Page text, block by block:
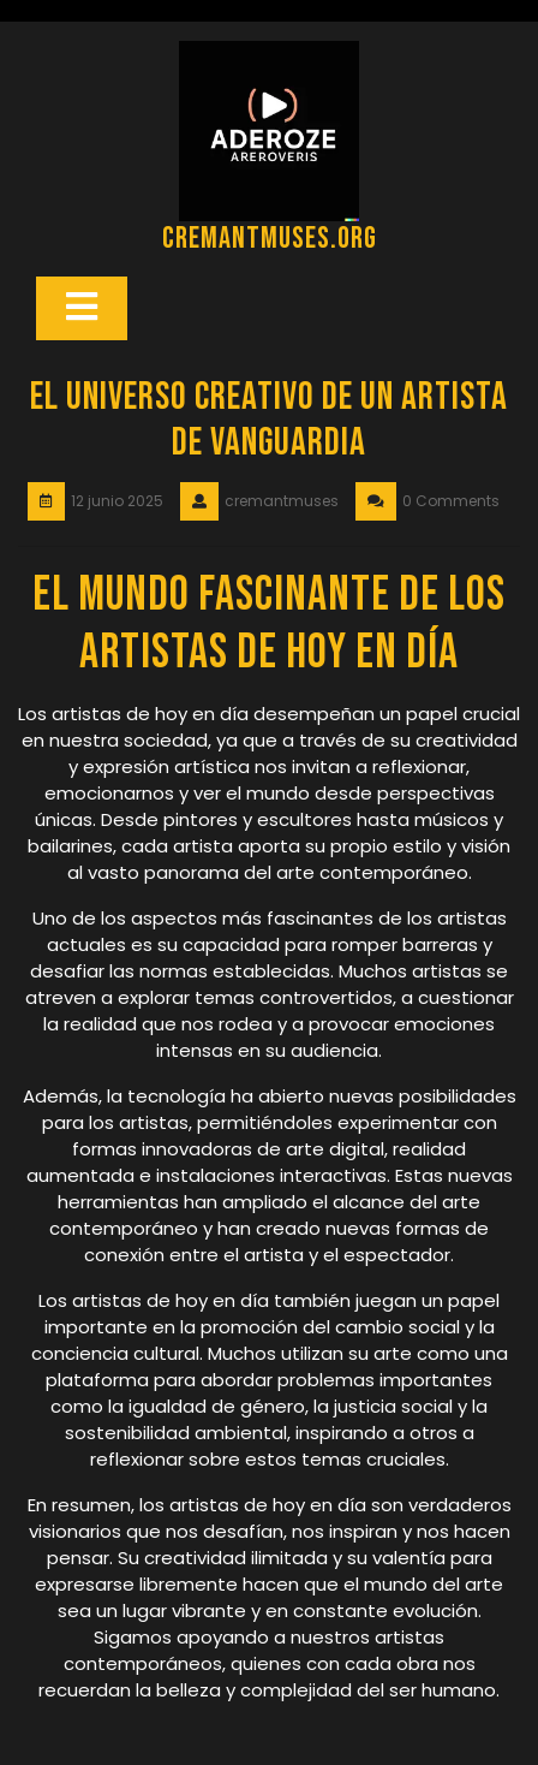
cremantmuses.org
Botón
El Universo Creativo de un Artista
de Vanguardia
12 junio 2025 cremantmuses 0 Comments
El Mundo Fascinante de los
Artistas de Hoy en Día
Los artistas de hoy en día desempeñan un papel crucial
en nuestra sociedad, ya que a través de su creatividad
y expresión artística nos invitan a reflexionar,
emocionarnos y ver el mundo desde perspectivas
únicas. Desde pintores y escultores hasta músicos y
bailarines, cada artista aporta su propio estilo y visión
al vasto panorama del arte contemporáneo.
Uno de los aspectos más fascinantes de los artistas
actuales es su capacidad para romper barreras y
desafiar las normas establecidas. Muchos artistas se
atreven a explorar temas controvertidos, a cuestionar
la realidad que nos rodea y a provocar emociones
intensas en su audiencia.
Además, la tecnología ha abierto nuevas posibilidades
para los artistas, permitiéndoles experimentar con
formas innovadoras de arte digital, realidad
aumentada e instalaciones interactivas. Estas nuevas
herramientas han ampliado el alcance del arte
contemporáneo y han creado nuevas formas de
conexión entre el artista y el espectador.
Los artistas de hoy en día también juegan un papel
importante en la promoción del cambio social y la
conciencia cultural. Muchos utilizan su arte como una
plataforma para abordar problemas importantes
como la igualdad de género, la justicia social y la
sostenibilidad ambiental, inspirando a otros a
reflexionar sobre estos temas cruciales.
En resumen, los artistas de hoy en día son verdaderos
visionarios que nos desafían, nos inspiran y nos hacen
pensar. Su creatividad ilimitada y su valentía para
expresarse libremente hacen que el mundo del arte
sea un lugar vibrante y en constante evolución.
Sigamos apoyando a nuestros artistas
contemporáneos, quienes con cada obra nos
recuerdan la belleza y complejidad del ser humano.